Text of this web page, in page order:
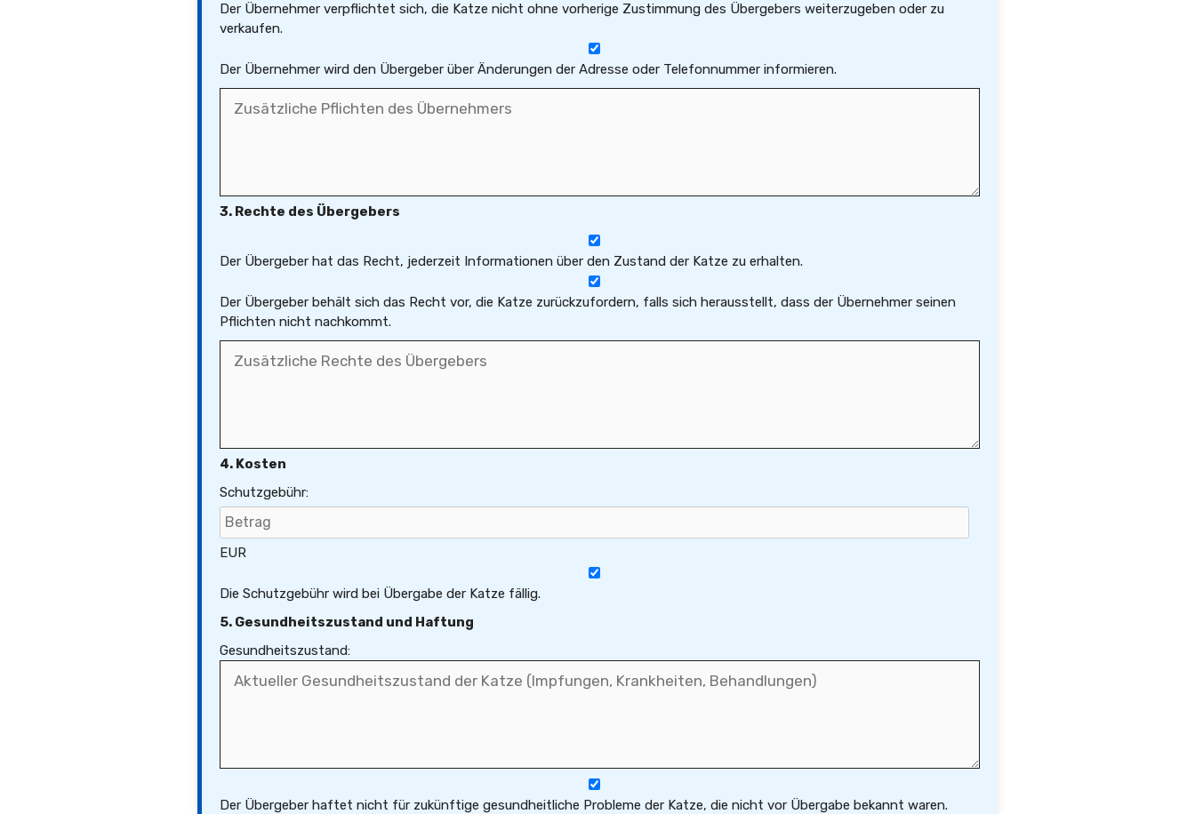
Der Übernehmer verpflichtet sich, die Katze nicht ohne vorherige Zustimmung des Übergebers weiterzugeben oder zu
verkaufen.
Der Übernehmer wird den Übergeber über Änderungen der Adresse oder Telefonnummer informieren.
3. Rechte des Übergebers
Der Übergeber hat das Recht, jederzeit Informationen über den Zustand der Katze zu erhalten.
Der Übergeber behält sich das Recht vor, die Katze zurückzufordern, falls sich herausstellt, dass der Übernehmer seinen
Pflichten nicht nachkommt.
4. Kosten
Schutzgebühr:
EUR
Die Schutzgebühr wird bei Übergabe der Katze fällig.
5. Gesundheitszustand und Haftung
Gesundheitszustand:
Der Übergeber haftet nicht für zukünftige gesundheitliche Probleme der Katze, die nicht vor Übergabe bekannt waren.